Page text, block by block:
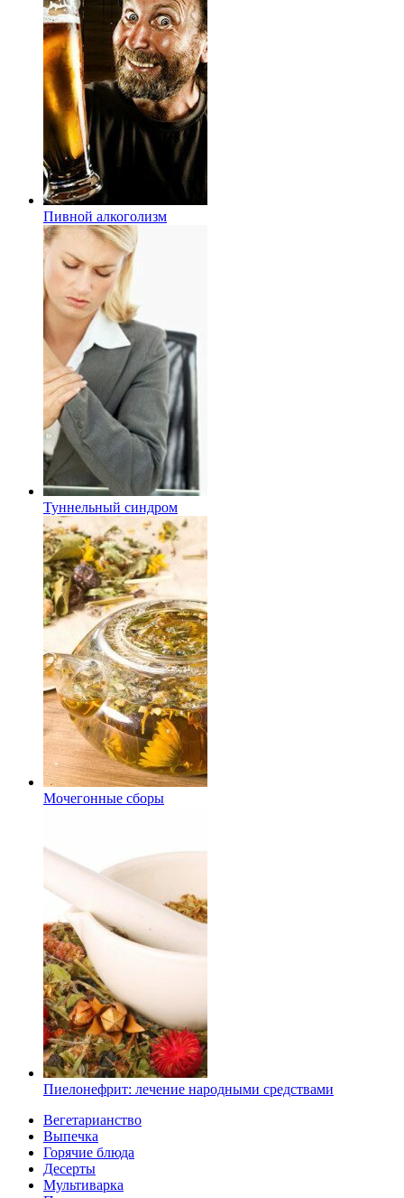
Пивной алкоголизм
Туннельный синдром
Мочегонные сборы
Пиелонефрит: лечение народными средствами
Вегетарианство
Выпечка
Горячие блюда
Десерты
Мультиварка